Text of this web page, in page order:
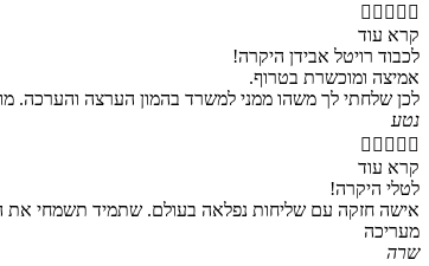
    
קרא עוד
לכבוד רויטל אבידן היקרה!
אמיצה ומוכשרת בטרוף.
לכן שלחתי לך משהו ממני למשרד בהמון הערצה והערכה.
נטע
    
קרא עוד
לטלי היקרה!
אישה חזקה עם שליחות נפלאה בעולם. שתמיד תשמחי את
מעריכה
שרה